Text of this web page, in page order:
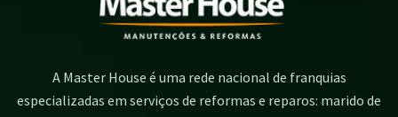
A Master House é uma rede nacional de franquias
especializadas em serviços de reformas e reparos: marido de